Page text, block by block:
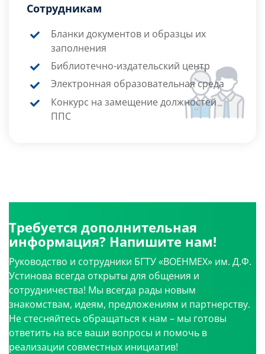
Сотрудникам
Бланки документов и образцы их
заполнения
Библиотечно-издательский центр
Электронная образовательная среда
Конкурс на замещение должностей
ППС
Требуется дополнительная
информация? Напишите нам!
Руководство и сотрудники БГТУ «ВОЕНМЕХ» им. Д.Ф.
Устинова всегда открыты для общения и
сотрудничества! Мы всегда рады новым
знакомствам, идеям, предложениям и партнерству.
Не стесняйтесь обращаться к нам – мы готовы
ответить на все ваши вопросы и помочь в
реализации совместных инициатив!